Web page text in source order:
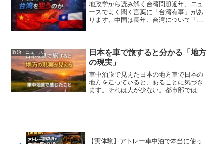
地政学から読み解く台湾問題近年、ニュ
ースでよく聞く言葉に「台湾有事」があ
ります。中国は長年、台湾について「統
由は国家統一軍事戦略経済地...
政治・ニュース
日本を車で旅すると分かる「地方
の現実」
車中泊旅で見えた日本の地方車で日本の
地方を走っていると、あることに気づき
ます。それは人が少ない。都市部では感
【実体験】アトレー車中泊で本当に使っ